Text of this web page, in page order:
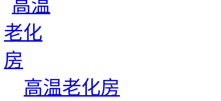
高温老化房